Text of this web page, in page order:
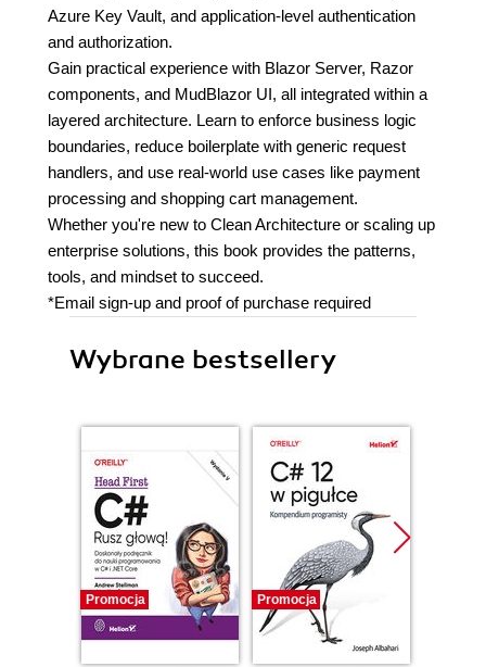
Azure Key Vault, and application-level authentication
and authorization.
Gain practical experience with Blazor Server, Razor
components, and MudBlazor UI, all integrated within a
layered architecture. Learn to enforce business logic
boundaries, reduce boilerplate with generic request
handlers, and use real-world use cases like payment
processing and shopping cart management.
Whether you're new to Clean Architecture or scaling up
enterprise solutions, this book provides the patterns,
tools, and mindset to succeed.
*Email sign-up and proof of purchase required
Wybrane bestsellery
Promocja Promocja